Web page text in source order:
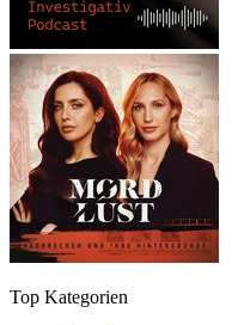
Top Kategorien